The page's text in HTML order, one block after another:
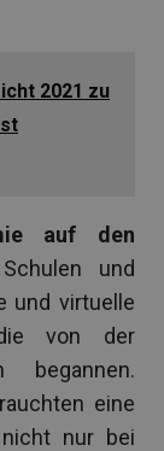
2021 zu
auf den
Schulen und
und virtuelle
von der
begannen.
eine
nicht nur bei